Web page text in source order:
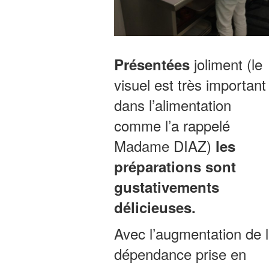
Présentéesjoliment (le
visuel est très important
dans l’alimentation
comme l’a rappelé
Madame DIAZ) les
préparations sont
gustativements
délicieuses.
Avec l’augmentation de
dépendance prise en